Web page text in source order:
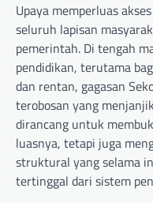
Upaya memperluas
seluruh lapisan
pemerintah. Di tengah
pendidikan, terutama
dan rentan, gagasan
terobosan yang
dirancang untuk
luasnya, tetapi juga
struktural yang selama
tertinggal dari sistem